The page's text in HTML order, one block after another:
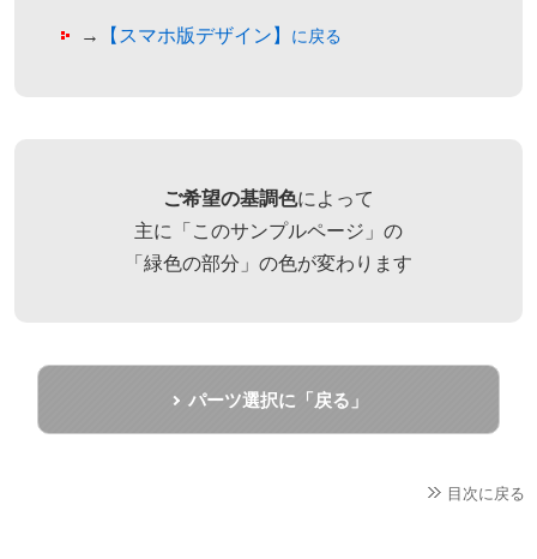
→ 【スマホ版デザイン】 に戻る
ご希望の基調色によって
主に「このサンプルページ」の
「緑色の部分」の色が変わります
パーツ選択に「戻る」
目次に戻る